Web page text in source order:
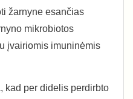
žarnyne esančias
mikrobiotos
įvairiomis imuninėmis
kad per didelis perdirbto